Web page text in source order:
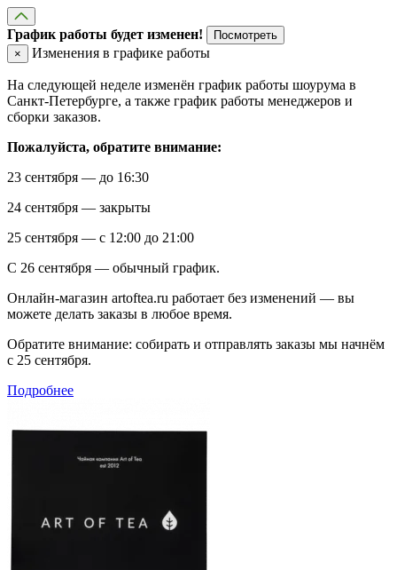
График работы будет изменен!
Посмотреть
×
Изменения в графике работы
На следующей неделе изменён график работы шоурума в
Санкт-Петербурге, а также график работы менеджеров и
сборки заказов.
Пожалуйста, обратите внимание:
23 сентября — до 16:30
24 сентября — закрыты
25 сентября — с 12:00 до 21:00
С 26 сентября — обычный график.
Онлайн-магазин artoftea.ru работает без изменений — вы
можете делать заказы в любое время.
Обратите внимание: собирать и отправлять заказы мы начнём
с 25 сентября.
Подробнее